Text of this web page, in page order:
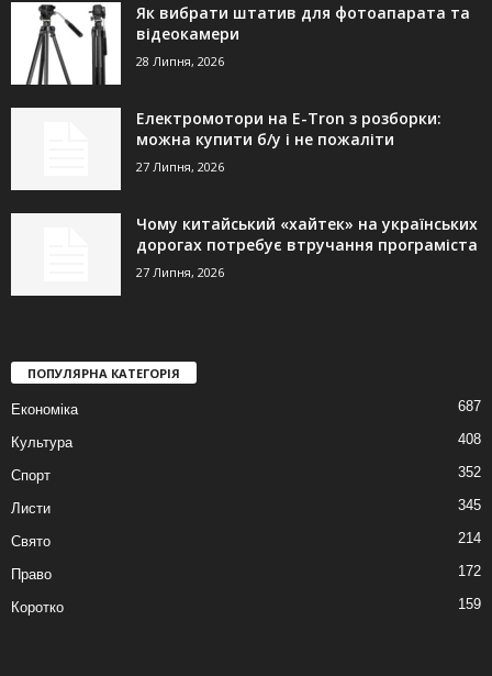
Як вибрати штатив для фотоапарата та
відеокамери
28 Липня, 2026
Електромотори на E-Tron з розборки:
можна купити б/у і не пожаліти
27 Липня, 2026
Чому китайський «хайтек» на українських
дорогах потребує втручання програміста
27 Липня, 2026
ПОПУЛЯРНА КАТЕГОРІЯ
Економіка 687
Культура 408
Спорт 352
Листи 345
Свято 214
Право 172
Коротко 159